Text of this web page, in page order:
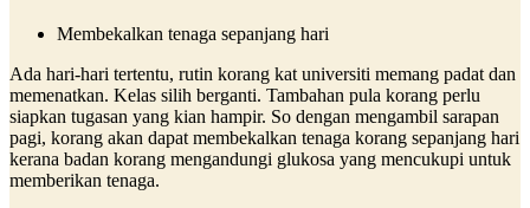
Membekalkan tenaga sepanjang hari
Ada hari-hari tertentu, rutin korang kat universiti memang padat dan
memenatkan. Kelas silih berganti. Tambahan pula korang perlu
siapkan tugasan yang kian hampir. So dengan mengambil sarapan
pagi, korang akan dapat membekalkan tenaga korang sepanjang hari
kerana badan korang mengandungi glukosa yang mencukupi untuk
memberikan tenaga.